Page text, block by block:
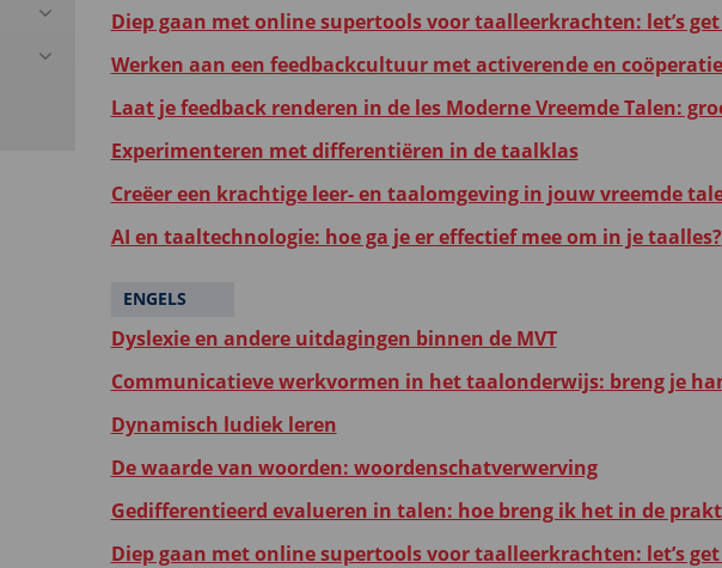
Diep gaan met online supertools voor taalleerkrachten: let’s
Werken aan een feedbackcultuur met activerende en
Laat je feedback renderen in de les Moderne Vreemde Talen:
Experimenteren met differentiëren in de taalklas
Creëer een krachtige leer- en taalomgeving in jouw vreemde
AI en taaltechnologie: hoe ga je er effectief mee om in je taalles?
ENGELS
Dyslexie en andere uitdagingen binnen de MVT
Communicatieve werkvormen in het taalonderwijs: breng je
Dynamisch ludiek leren
De waarde van woorden: woordenschatverwerving
Gedifferentieerd evalueren in talen: hoe breng ik het in de
Diep gaan met online supertools voor taalleerkrachten: let’s